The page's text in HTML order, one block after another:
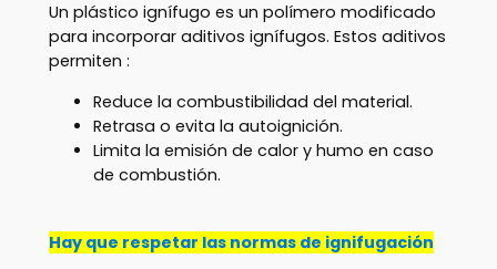
Un plástico ignífugo es un polímero modificado
para incorporar aditivos ignífugos. Estos aditivos
permiten :
Reduce la combustibilidad del material.
Retrasa o evita la autoignición.
Limita la emisión de calor y humo en caso
de combustión.
Hay que respetar las normas de ignifugación